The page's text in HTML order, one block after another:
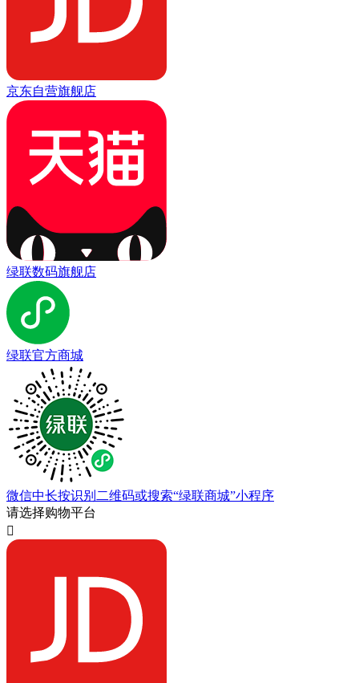
京东自营旗舰店
绿联数码旗舰店
绿联官方商城
微信中长按识别二维码或搜索“绿联商城”小程序
请选择购物平台
